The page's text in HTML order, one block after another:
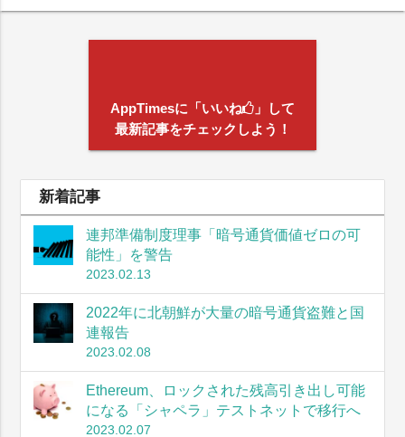
AppTimesに「いいね
」して
最新記事をチェックしよう！
新着記事
連邦準備制度理事「暗号通貨価値ゼロの可
能性」を警告
2023.02.13
2022年に北朝鮮が大量の暗号通貨盗難と国
連報告
2023.02.08
Ethereum、ロックされた残高引き出し可能
になる「シャペラ」テストネットで移行へ
2023.02.07